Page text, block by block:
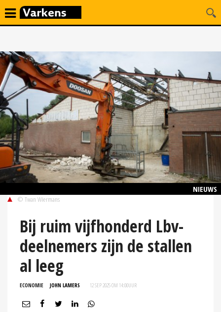
NIEUWS
© Twan Wiermans
Bij ruim vijfhonderd Lbv-
deelnemers zijn de stallen
al leeg
ECONOMIE JOHN LAMERS 12 SEP 2025 OM 14:00UUR